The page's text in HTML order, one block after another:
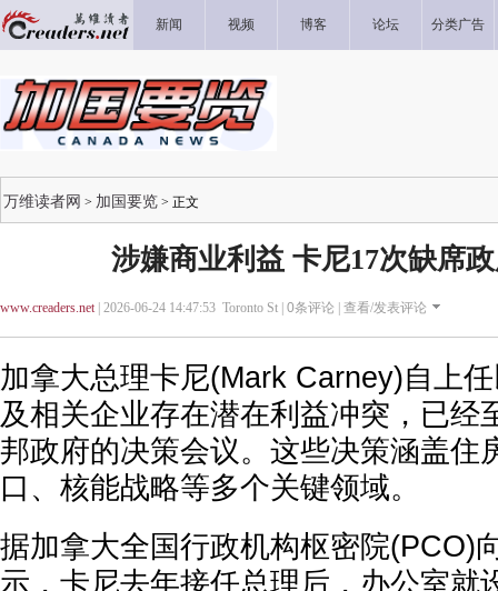
新闻 视频 博客 论坛 分类广告
万维读者网 > 加国要览 > 正文
涉嫌商业利益 卡尼17次缺席
www.creaders.net| 2026-06-24 14:47:53 Toronto St | 0条评论 | 查看/发表评论
加拿大总理卡尼(Mark Carney)自上
及相关企业存在潜在利益冲突，已经
邦政府的决策会议。这些决策涵盖住
口、核能战略等多个关键领域。
据加拿大全国行政机构枢密院(PCO)
示，卡尼去年接任总理后，办公室就